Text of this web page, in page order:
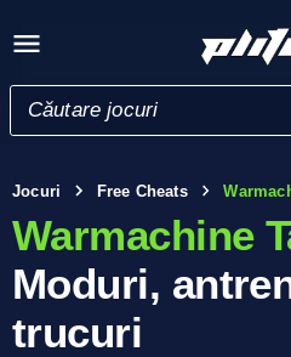
Jocuri Free Cheats
Warmachine
Moduri,
trucuri